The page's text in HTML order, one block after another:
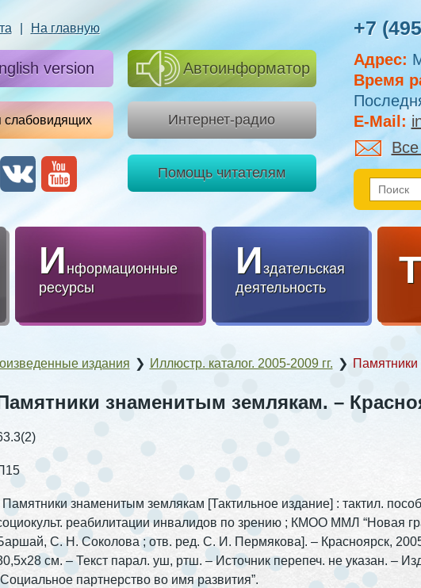
На главную
version
слабовидящих
Автоинформатор
Интернет-радио
Помощь читателям
+7
Адрес:
Время
E-Mail:
Информационные
ресурсы
Издательская
деятельность
Т
издания ❯ Иллюстр. каталог. 2005-2009 гг. ❯
знаменитым землякам. –
Памятники знаменитым землякам [Тактильное издание] : тактил.
реабилитации инвалидов по зрению ; КМОО ММЛ “Новая
С. Н. Соколова ; отв. ред. С. И. Пермякова]. – Красноярск,
см. – Текст парал. уш, ртш. – Источник перепеч. не указан. –
партнерство во имя развития”.